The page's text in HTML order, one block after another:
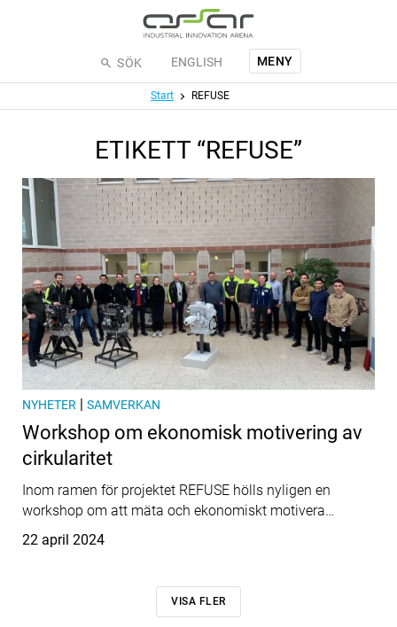
SÖK ENGLISH MENY
Meny Start REFUSE
ETIKETT “REFUSE”
NYHETER | SAMVERKAN
Workshop om ekonomisk motivering av
cirkularitet
Inom ramen för projektet REFUSE hölls nyligen en
workshop om att mäta och ekonomiskt motivera…
Publicerat
22 april 2024
VISA FLER